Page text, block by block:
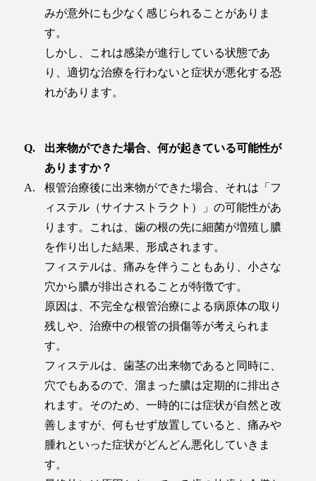
みが意外にも少なく感じられることがありま
す。
しかし、これは感染が進行している状態であ
り、適切な治療を行わないと症状が悪化する恐
れがあります。
出来物ができた場合、何が起きている可能性が
ありますか？
根管治療後に出来物ができた場合、それは「フ
ィステル（サイナストラクト）」の可能性があ
ります。これは、歯の根の先に細菌が増殖し膿
を作り出した結果、形成されます。
フィステルは、痛みを伴うこともあり、小さな
穴から膿が排出されることが特徴です。
原因は、不完全な根管治療による病原体の取り
残しや、治療中の根管の損傷等が考えられま
す。
フィステルは、歯茎の出来物であると同時に、
穴でもあるので、溜まった膿は定期的に排出さ
れます。そのため、一時的には症状が自然と改
善しますが、何もせず放置していると、痛みや
腫れといった症状がどんどん悪化していきま
す。